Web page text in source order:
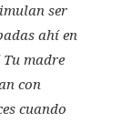
ser
ahí en
madre
con
cuando